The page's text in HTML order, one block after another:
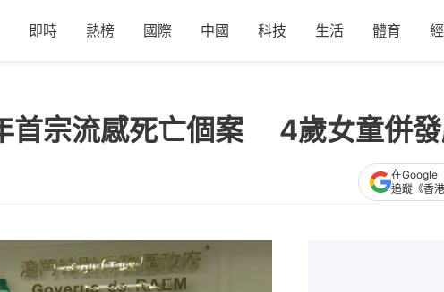
即時 熱榜 國際 中國 科技 生活 體育 經
首宗流感死亡個案 4歲女童併
在Google
追蹤《香港